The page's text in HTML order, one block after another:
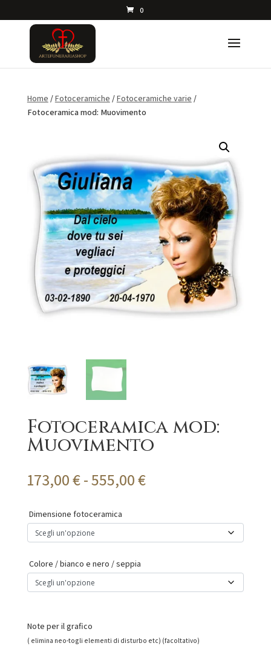
0
Home /Fotoceramiche /Fotoceramiche varie /
Fotoceramica mod: Muovimento
Fotoceramica mod:
Muovimento
173,00€-555,00€Fascia
da
a
Dimensione fotoceramica
Colore / bianco e nero / seppia
Note per il grafico
( elimina neo-togli elementi di disturbo etc) (facoltativo)